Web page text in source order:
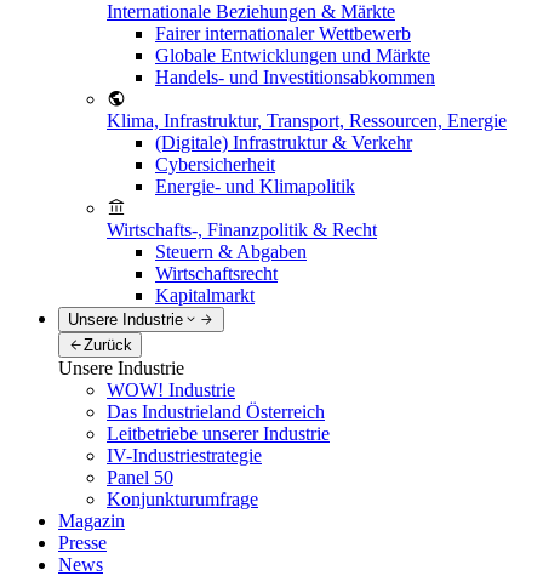
Internationale Beziehungen & Märkte
Fairer internationaler Wettbewerb
Globale Entwicklungen und Märkte
Handels- und Investitionsabkommen
Klima, Infrastruktur, Transport, Ressourcen, Energie
(Digitale) Infrastruktur & Verkehr
Cybersicherheit
Energie- und Klimapolitik
Wirtschafts-, Finanzpolitik & Recht
Steuern & Abgaben
Wirtschaftsrecht
Kapitalmarkt
Unsere Industrie
Zurück
Unsere Industrie
WOW! Industrie
Das Industrieland Österreich
Leitbetriebe unserer Industrie
IV-Industriestrategie
Panel 50
Konjunkturumfrage
Magazin
Presse
News